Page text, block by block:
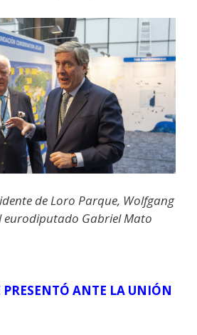
de Loro Parque, Wolfgang
eurodiputado Gabriel Mato
PRESENTÓ ANTE LA UNIÓN